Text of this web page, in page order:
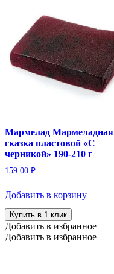
Мармелад Мармеладная
сказка пластовой «С
черникой» 190-210 г
159.00 ₽
Добавить в корзину
Купить в 1 клик
Добавить в избранное
Добавить в избранное